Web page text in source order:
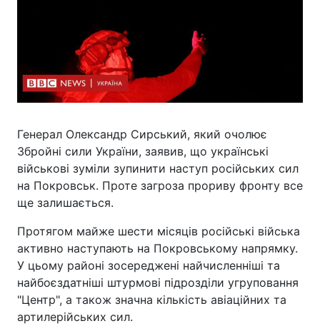
Генерал Олександр Сирський, який очолює
Збройні сили України, заявив, що українські
військові зуміли зупинити наступ російських сил
на Покровськ. Проте загроза прориву фронту все
ще залишається.
Протягом майже шести місяців російські війська
активно наступають на Покровському напрямку.
У цьому районі зосереджені найчисленніші та
найбоєздатніші штурмові підрозділи угруповання
"Центр", а також значна кількість авіаційних та
артилерійських сил.